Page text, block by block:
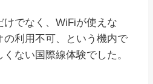
でなく、WiFiが使えな
の利用不可、という機内で
ない国際線体験でした。